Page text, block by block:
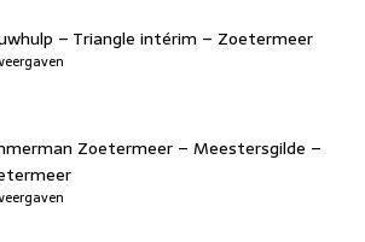
– Triangle intérim – Zoetermeer
Zoetermeer – Meestersgilde –